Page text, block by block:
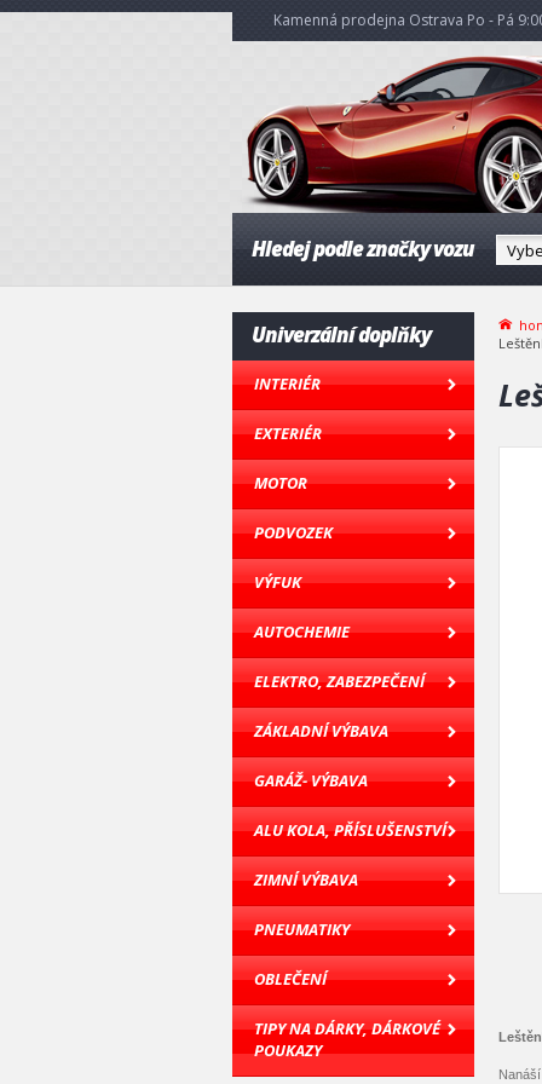
Kamenná prodejna Ostrava Po - Pá
Hledej podle značky vozu
Univerzální doplňky
INTERIÉR
EXTERIÉR
MOTOR
PODVOZEK
VÝFUK
AUTOCHEMIE
ELEKTRO, ZABEZPEČENÍ
ZÁKLADNÍ VÝBAVA
GARÁŽ- VÝBAVA
ALU KOLA, PŘÍSLUŠENSTVÍ
ZIMNÍ VÝBAVA
PNEUMATIKY
OBLEČENÍ
TIPY NA DÁRKY, DÁRKOVÉ
POUKAZY